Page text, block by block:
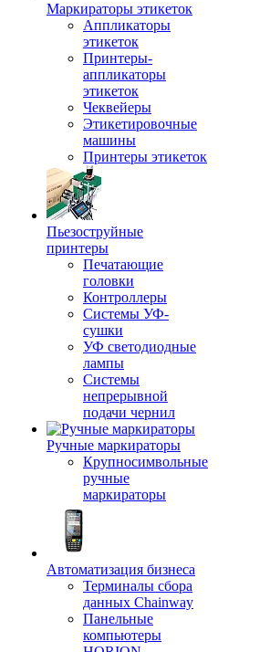
Маркираторы этикеток
Аппликаторы
этикеток
Принтеры-
аппликаторы
этикеток
Чеквейеры
Этикетировочные
машины
Принтеры этикеток
Пьезоструйные
принтеры
Печатающие
головки
Контроллеры
Системы УФ-
сушки
УФ светодиодные
лампы
Системы
непрерывной
подачи чернил
Ручные маркираторы
Крупносимвольные
ручные
маркираторы
Автоматизация бизнеса
Терминалы сбора
данных Chainway
Панельные
компьютеры